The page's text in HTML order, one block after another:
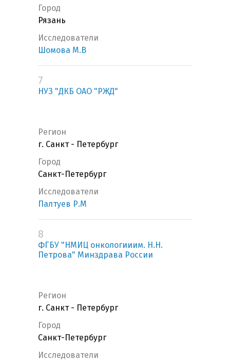
Город
Рязань
Исследователи
Шомова М.В
7
НУЗ "ДКБ ОАО "РЖД"
Регион
г. Санкт - Петербург
Город
Санкт-Петербург
Исследователи
Палтуев Р.М
8
ФГБУ "НМИЦ онкологииим. Н.Н.
Петрова" Минздрава России
Регион
г. Санкт - Петербург
Город
Санкт-Петербург
Исследователи